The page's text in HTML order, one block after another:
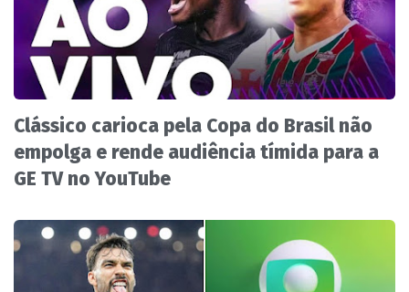
Clássico carioca pela Copa do Brasil não
empolga e rende audiência tímida para a
GE TV no YouTube